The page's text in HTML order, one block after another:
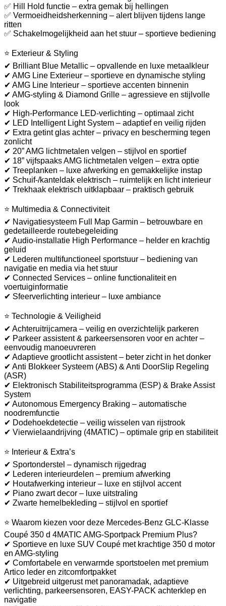
✅ Hill Hold functie – extra gemak bij hellingen
✅ Vermoeidheidsherkenning – alert blijven tijdens lange
ritten
✅ Schakelmogelijkheid aan het stuur – sportieve bediening
⭐ Exterieur & Styling
✔ Brilliant Blue Metallic – opvallende en luxe metaalkleur
✔ AMG Line Exterieur – sportieve en dynamische styling
✔ AMG Line Interieur – sportieve accenten binnenin
✔ AMG-styling & Diamond Grille – agressieve en stijlvolle
look
✔ High-Performance LED-verlichting – optimaal zicht
✔ LED Intelligent Light System – adaptief en veilig rijden
✔ Extra getint glas achter – privacy en bescherming tegen
zonlicht
✔ 20” AMG lichtmetalen velgen – stijlvol en sportief
✔ 18” vijfspaaks AMG lichtmetalen velgen – extra optie
✔ Treeplanken – luxe afwerking en gemakkelijke instap
✔ Schuif-/kanteldak elektrisch – ruimtelijk en licht interieur
✔ Trekhaak elektrisch uitklapbaar – praktisch gebruik
⭐ Multimedia & Connectiviteit
✔ Navigatiesysteem Full Map Garmin – betrouwbare en
gedetailleerde routebegeleiding
✔ Audio-installatie High Performance – helder en krachtig
geluid
✔ Lederen multifunctioneel sportstuur – bediening van
navigatie en media via het stuur
✔ Connected Services – online functionaliteit en
voertuiginformatie
✔ Sfeerverlichting interieur – luxe ambiance
⭐ Technologie & Veiligheid
✔ Achteruitrijcamera – veilig en overzichtelijk parkeren
✔ Parkeer assistent & parkeersensoren voor en achter –
eenvoudig manoeuvreren
✔ Adaptieve grootlicht assistent – beter zicht in het donker
✔ Anti Blokkeer Systeem (ABS) & Anti DoorSlip Regeling
(ASR)
✔ Elektronisch Stabiliteitsprogramma (ESP) & Brake Assist
System
✔ Autonomous Emergency Braking – automatische
noodremfunctie
✔ Dodehoekdetectie – veilig wisselen van rijstrook
✔ Vierwielaandrijving (4MATIC) – optimale grip en stabiliteit
⭐ Interieur & Extra’s
✔ Sportonderstel – dynamisch rijgedrag
✔ Lederen interieurdelen – premium afwerking
✔ Houtafwerking interieur – luxe en stijlvol accent
✔ Piano zwart decor – luxe uitstraling
✔ Zwarte hemelbekleding – stijlvol en sportief
⭐ Waarom kiezen voor deze Mercedes-Benz GLC-Klasse
Coupé 350 d 4MATIC AMG-Sportpack Premium Plus?
✔ Sportieve en luxe SUV Coupé met krachtige 350 d motor
en AMG-styling
✔ Comfortabele en verwarmde sportstoelen met premium
Artico leder en zitcomfortpakket
✔ Uitgebreid uitgerust met panoramadak, adaptieve
verlichting, parkeersensoren, EASY-PACK achterklep en
navigatie